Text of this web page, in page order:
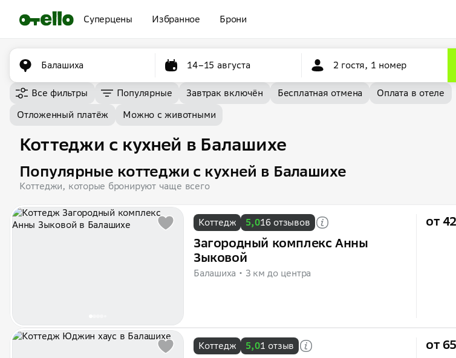
Суперцены Избранное Брони
Балашиха 14–15 августа 2 гостя, 1 номер
Все фильтры Популярные Завтрак включён Бесплатная отмена
Оплата в отеле
Отложенный платёж
Можно с животными
Коттеджи с кухней в Балашихе
Популярные коттеджи с кухней в Балашихе
Коттеджи, которые бронируют чаще всего
Коттедж 5,016 отзывов
Загородный комплекс Анны
Зыковой
Балашиха 3 км до центра
от
Коттедж 5,01 отзыв от